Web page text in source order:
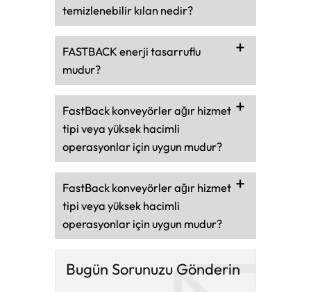
temizlenebilir kılan nedir?
FASTBACK enerji tasarruflu
mudur?
FastBack konveyörler ağır hizmet
tipi veya yüksek hacimli
operasyonlar için uygun mudur?
FastBack konveyörler ağır hizmet
tipi veya yüksek hacimli
operasyonlar için uygun mudur?
Bugün Sorunuzu Gönderin